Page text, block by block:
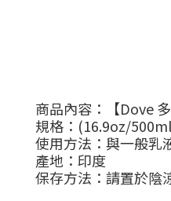
商品內容：【Dove
規格：(16.9oz/
使用方法：與一般乳
產地：印度
保存方法：請置於陰